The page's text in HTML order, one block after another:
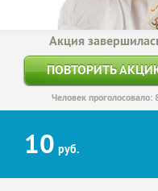
Акция
ПОВТОРИТЬ
Человек проголосовало:
10 руб.